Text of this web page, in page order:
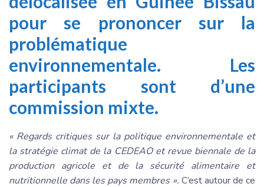
pour se prononcer sur la
problématique
environnementale. Les
participants sont d’une
commission mixte.
« Regards critiques sur la politique environnementale et
la stratégie climat de la CEDEAO et revue biennale de la
production agricole et de la sécurité alimentaire et
nutritionnelle dans les pays membres ». C’est autour de ce